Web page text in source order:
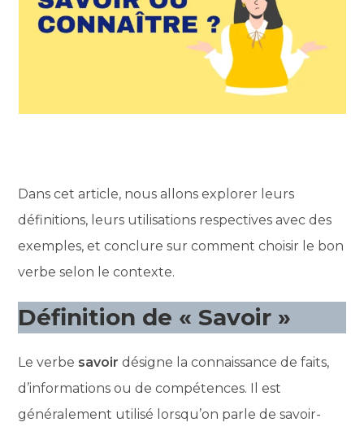
Dans cet article, nous allons explorer leurs
définitions, leurs utilisations respectives avec des
exemples, et conclure sur comment choisir le bon
verbe selon le contexte.
Définition de « Savoir »
Le verbe savoir désigne la connaissance de faits,
d’informations ou de compétences. Il est
généralement utilisé lorsqu’on parle de savoir-